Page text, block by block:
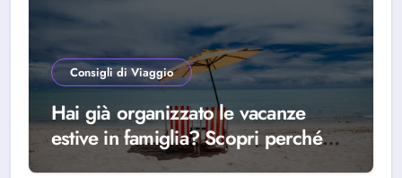
Consigli di Viaggio
Hai già organizzato le vacanze
estive in famiglia? Scopri perché
scegliere Alba Adriatica